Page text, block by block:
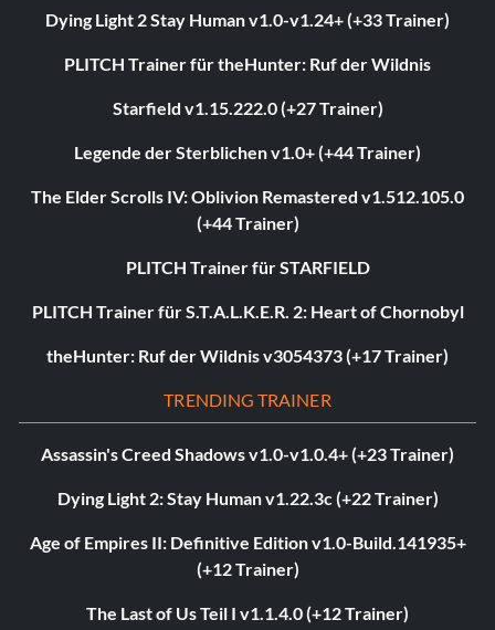
Dying Light 2 Stay Human v1.0-v1.24+ (+33 Trainer)
PLITCH Trainer für theHunter: Ruf der Wildnis
Starfield v1.15.222.0 (+27 Trainer)
Legende der Sterblichen v1.0+ (+44 Trainer)
The Elder Scrolls IV: Oblivion Remastered v1.512.105.0
(+44 Trainer)
PLITCH Trainer für STARFIELD
PLITCH Trainer für S.T.A.L.K.E.R. 2: Heart of Chornobyl
theHunter: Ruf der Wildnis v3054373 (+17 Trainer)
TRENDING TRAINER
Assassin's Creed Shadows v1.0-v1.0.4+ (+23 Trainer)
Dying Light 2: Stay Human v1.22.3c (+22 Trainer)
Age of Empires II: Definitive Edition v1.0-Build.141935+
(+12 Trainer)
The Last of Us Teil I v1.1.4.0 (+12 Trainer)